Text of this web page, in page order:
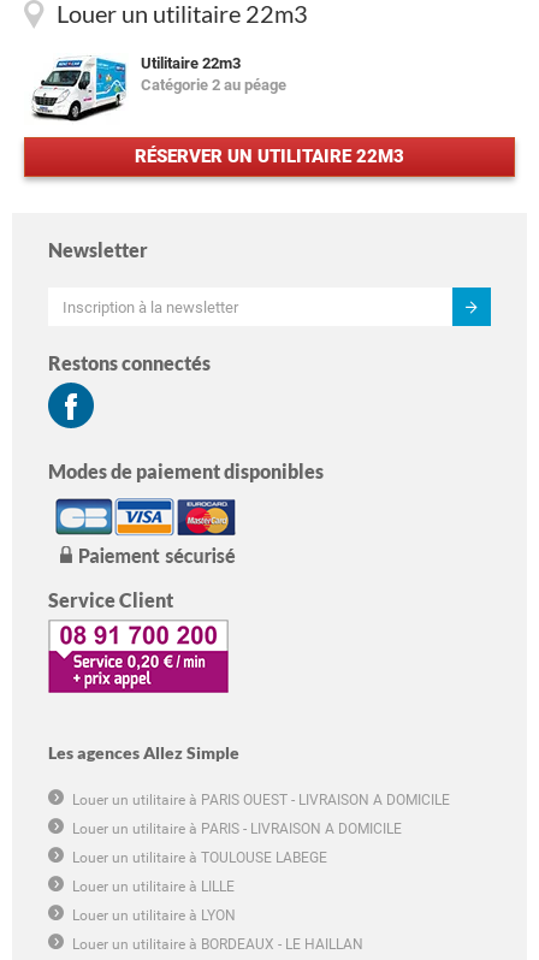
Louer un utilitaire 22m3
Utilitaire 22m3
Catégorie 2 au péage
RÉSERVER UN UTILITAIRE 22M3
Newsletter
Restons connectés
Modes de paiement disponibles
Service Client
Les agences Allez Simple
Louer un utilitaire à PARIS OUEST - LIVRAISON A DOMICILE
Louer un utilitaire à PARIS - LIVRAISON A DOMICILE
Louer un utilitaire à TOULOUSE LABEGE
Louer un utilitaire à LILLE
Louer un utilitaire à LYON
Louer un utilitaire à BORDEAUX - LE HAILLAN